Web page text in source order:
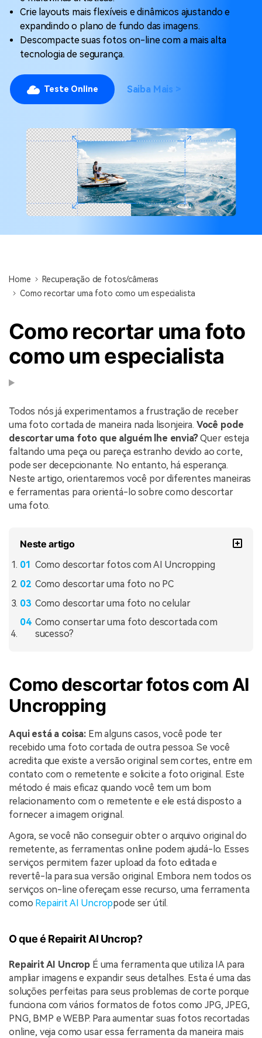
Crie layouts mais flexíveis e dinâmicos ajustando e
expandindo o plano de fundo das imagens.
Descompacte suas fotos on-line com a mais alta
tecnologia de segurança.
Teste Online Saiba Mais >
Home
Recuperação de fotos/câmeras
Como recortar uma foto como um especialista
Como recortar uma foto
como um especialista
Todos nós já experimentamos a frustração de receber
uma foto cortada de maneira nada lisonjeira. Você pode
descortar uma foto que alguém lhe envia?Quer esteja
faltando uma peça ou pareça estranho devido ao corte,
pode ser decepcionante. No entanto, há esperança.
Neste artigo, orientaremos você por diferentes maneiras
e ferramentas para orientá-lo sobre como descortar
uma foto.
Neste artigo
Como descortar fotos com AI Uncropping
Como descortar uma foto no PC
Como descortar uma foto no celular
Como consertar uma foto descortada com
sucesso?
Como descortar fotos com AI
Uncropping
Aqui está a coisa: Em alguns casos, você pode ter
recebido uma foto cortada de outra pessoa. Se você
acredita que existe a versão original sem cortes, entre em
contato com o remetente e solicite a foto original. Este
método é mais eficaz quando você tem um bom
relacionamento com o remetente e ele está disposto a
fornecer a imagem original.
Agora, se você não conseguir obter o arquivo original do
remetente, as ferramentas online podem ajudá-lo. Esses
serviços permitem fazer upload da foto editada e
revertê-la para sua versão original. Embora nem todos os
serviços on-line ofereçam esse recurso, uma ferramenta
como Repairit AI Uncroppode ser útil.
O que é Repairit AI Uncrop?
Repairit AI Uncrop É uma ferramenta que utiliza IA para
ampliar imagens e expandir seus detalhes. Esta é uma das
soluções perfeitas para seus problemas de corte porque
funciona com vários formatos de fotos como JPG, JPEG,
PNG, BMP e WEBP. Para aumentar suas fotos recortadas
online, veja como usar essa ferramenta da maneira mais